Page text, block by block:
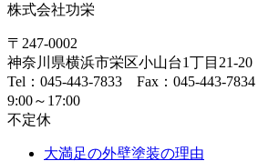
株式会社功栄
〒247-0002
神奈川県横浜市栄区小山台1丁目21-20
Tel：045-443-7833 Fax：045-443-7834
9:00～17:00
不定休
大満足の外壁塗装の理由